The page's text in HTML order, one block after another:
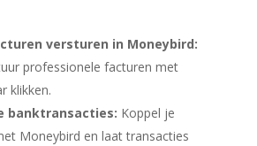
versturen in Moneybird:
professionele facturen met
klikken.
banktransacties: Koppel je
Moneybird en laat transacties